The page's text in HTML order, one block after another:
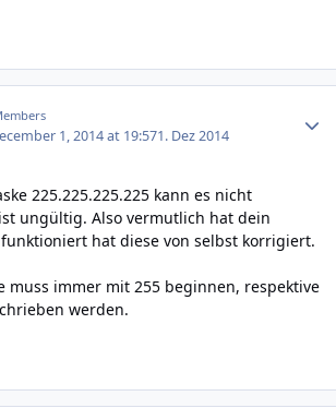
1, 2014 at 19:571. Dez 2014
225.225.225.225 kann es nicht
ungültig. Also vermutlich hat dein
hat diese von selbst korrigiert.
muss immer mit 255 beginnen, respektive
werden.